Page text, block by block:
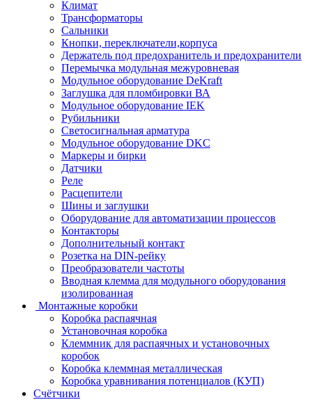
Климат
Трансформаторы
Сальники
Кнопки, переключатели,корпуса
Держатель под предохранитель и предохранители
Перемычка модульная межуровневая
Модульное оборудование DeKraft
Заглушка для пломбировки ВА
Модульное оборудование IEK
Рубильники
Светосигнальная арматура
Модульное оборудование DKC
Маркеры и бирки
Датчики
Реле
Расцепители
Шины и заглушки
Оборудование для автоматизации процессов
Контакторы
Дополнительный контакт
Розетка на DIN-рейку
Преобразователи частоты
Вводная клемма для модульного оборудования
изолированная
Монтажные коробки
Коробка распаячная
Установочная коробка
Клеммник для распаячных и установочных
коробок
Коробка клеммная металлическая
Коробка уравнивания потенциалов (КУП)
Счётчики